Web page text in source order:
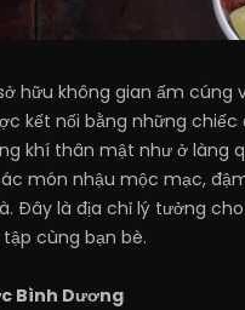
hữu không gian ấm cúng
kết nối bằng những chiếc
khí thân mật như ở làng
món nhậu mộc mạc,
Đây là địa chỉ lý tưởng
cùng bạn bè.​
Bình Dương